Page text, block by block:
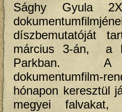
Sághy Gyula
díszbemutatóját
március 3-án, a
Parkban.
dokumentumfilm-
hónapon keresztül
megyei